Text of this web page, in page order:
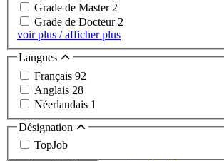
Grade de Master 2
Grade de Docteur 2
voir plus / afficher plus
Langues
Français 92
Anglais 28
Néerlandais 1
Désignation
TopJob